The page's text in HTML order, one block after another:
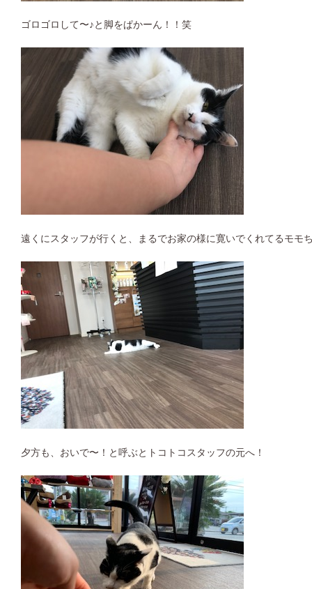
ゴロゴロして〜♪と脚をぱかーん！！笑
遠くにスタッフが行くと、まるでお家の様に寛いでくれてるモモ
夕方も、おいで〜！と呼ぶとトコトコスタッフの元へ！